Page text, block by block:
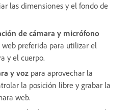
las dimensiones y el fondo de
de cámara y micrófono
preferida para utilizar el
y el cuerpo.
y voz para aprovechar la
la posición libre y grabar la
web.